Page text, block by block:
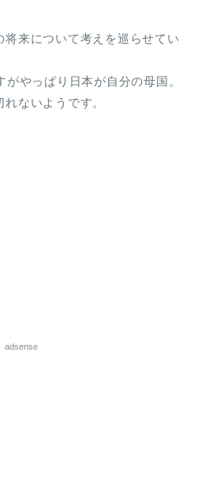
来について考えを巡らせてい
やっぱり日本が自分の母国。
ないようです。
adsense